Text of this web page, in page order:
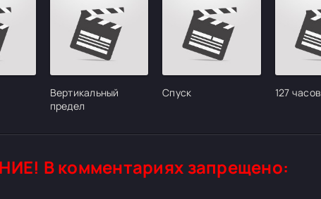
Вертикальный
предел
Спуск 127 часов
В комментариях запрещено: